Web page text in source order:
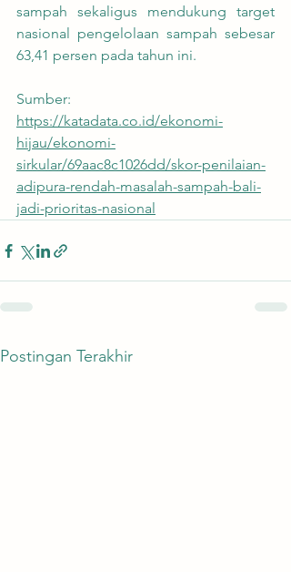
sampah sekaligus mendukung target
nasional pengelolaan sampah sebesar
63,41 persen pada tahun ini.
Sumber:
https://katadata.co.id/ekonomi-
hijau/ekonomi-
sirkular/69aac8c1026dd/skor-penilaian-
adipura-rendah-masalah-sampah-bali-
jadi-prioritas-nasional
Postingan Terakhir